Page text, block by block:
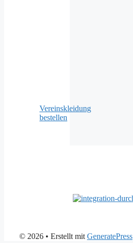
Vereinskleidung
bestellen
© 2026 • Erstellt mit GeneratePress